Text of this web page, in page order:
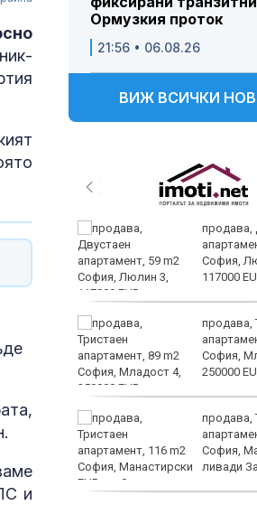
и
Ормузкия проток
21:56 • 06.08.26
ВИЖ ВСИЧКИ
а и
и
продава,
София,
117000
продава,
София,
250000
продава,
София,
ливади
EUR